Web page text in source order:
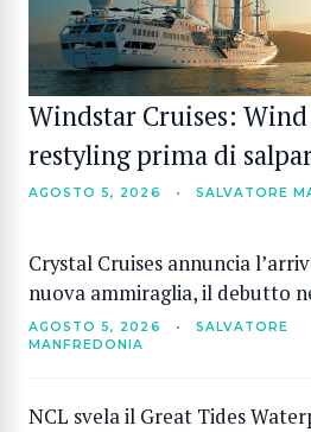
Windstar Cruises:
restyling prima di
AGOSTO 5, 2026 • SALVATORE
Crystal Cruises annuncia
nuova ammiraglia, il debutto
AGOSTO 5, 2026 •
SALVATORE
MANFREDONIA
NCL svela il Great Tides